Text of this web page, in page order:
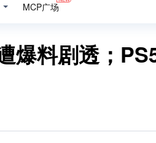
MCP广场
爆料剧透；